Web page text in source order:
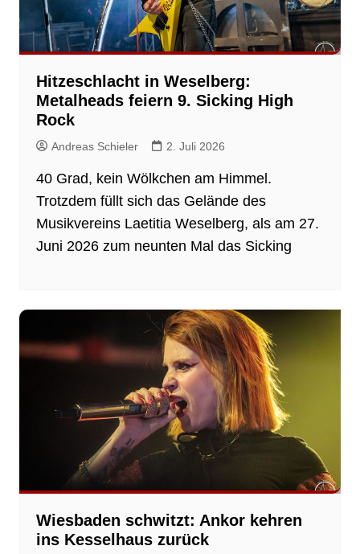
Hitzeschlacht in Weselberg:
Metalheads feiern 9. Sicking High
Rock
Andreas Schieler 2. Juli 2026
40 Grad, kein Wölkchen am Himmel.
Trotzdem füllt sich das Gelände des
Musikvereins Laetitia Weselberg, als am 27.
Juni 2026 zum neunten Mal das Sicking
Wiesbaden schwitzt: Ankor kehren
ins Kesselhaus zurück